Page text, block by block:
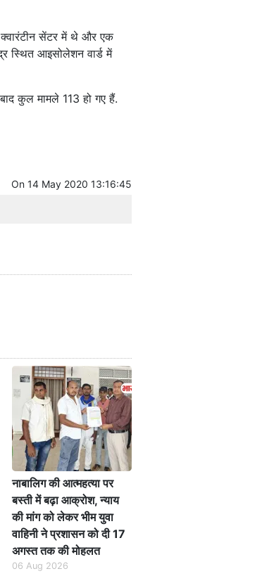
क्वारंटीन सेंटर में थे और एक
स्थित आइसोलेशन वार्ड में
कुल मामले 113 हो गए हैं.
On 14 May 2020 13:16:45
नाबालिग की आत्महत्या पर
बस्ती में बढ़ा आक्रोश, न्याय
की मांग को लेकर भीम युवा
वाहिनी ने प्रशासन को दी 17
अगस्त तक की मोहलत
06 Aug 2026